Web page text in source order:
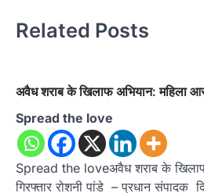
Related Posts
अवैध शराब के खिलाफ अभियान: महिला
Spread the love
Spread the loveअवैध शराब के खिलाफ
गिरफ्तार रोशनी पांडे – प्रधान संपादक